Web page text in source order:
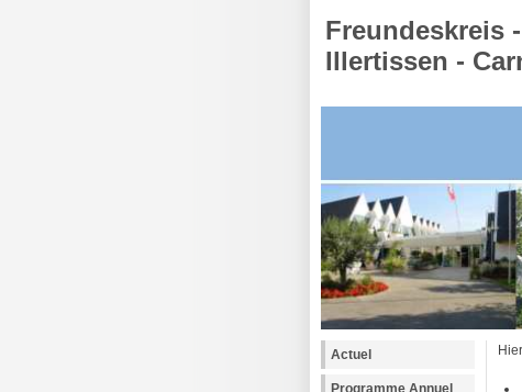
Freundeskreis
Illertissen -
Actuel
Programme Annuel